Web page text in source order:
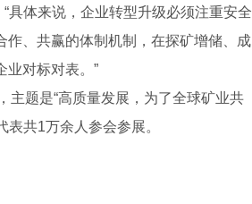
具体来说，企业转型升级必须注重安全
作、共赢的体制机制，在探矿增储、成
业对标对表。”
主题是“高质量发展，为了全球矿业共
共1万余人参会参展。